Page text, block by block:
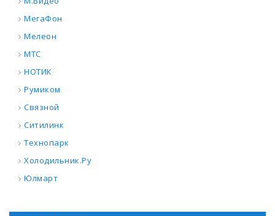
МегаФон
Мелеон
МТС
НОТИК
Румиком
Связной
Ситилинк
Технопарк
Холодильник.Ру
Юлмарт